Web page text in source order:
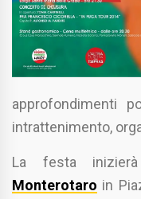
approfondimenti
intrattenimento,
La festa
Monterotaro in